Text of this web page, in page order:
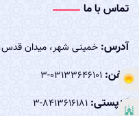
تماس با ما
آدرس: خمینی شهر، میدان
تلفن: 03133646101-3
کدپستی: 8413616181-3